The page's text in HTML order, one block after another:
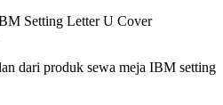
dari produk sewa meja IBM setting